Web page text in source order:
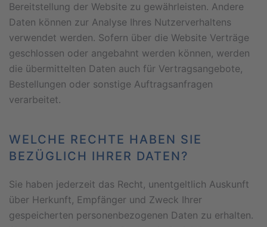
Bereitstellung der Website zu gewährleisten. Andere
Daten können zur Analyse Ihres Nutzerverhaltens
verwendet werden. Sofern über die Website Verträge
geschlossen oder angebahnt werden können, werden
die übermittelten Daten auch für Vertragsangebote,
Bestellungen oder sonstige Auftragsanfragen
verarbeitet.
WELCHE RECHTE HABEN SIE
BEZÜGLICH IHRER DATEN?
Sie haben jederzeit das Recht, unentgeltlich Auskunft
über Herkunft, Empfänger und Zweck Ihrer
gespeicherten personenbezogenen Daten zu erhalten.